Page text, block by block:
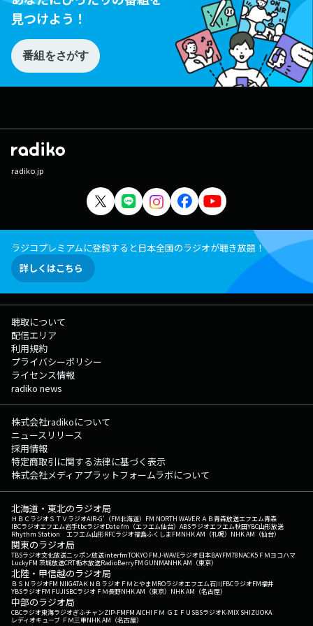
見つけよう！
番組をさがす
radiko.jp
ラジコプレミアムに登録すると日本全国のラジオが聴き放題！
詳しくはこちら
聴取について
配信エリア
利用規約
プライバシーポリシー
ライセンス情報
radiko news
株式会社radikoについて
ニュースリリース
採用情報
特定商取引に関する法律に基づく表示
株式会社メディアプラットフォームラボについて
北海道・東北のラジオ局
ＨＢＣラジオＳＴＶラジオAIR-G'（FM北海道） FM NORTH WAVEＲＡＢ青森放送エフエム青森
IBCラジオエフエム岩手tbcラジオDate fm（エフエム仙台） ABSラジオエフエム秋田YBC山形放送
Rhythm Station エフエム山形RFCラジオ福島ふくしまFMNHK AM（札幌） NHK AM（仙台）
関東のラジオ局
TBSラジオ文化放送ニッポン放送interfmTOKYO FMJ-WAVEラジオ日本BAYFM78NACK5 ＦＭヨコハマ
LuckyFM 茨城放送CRT栃木放送RadioBerryFM GUNMANHK AM（東京）
北陸・甲信越のラジオ局
ＢＳＮラジオFM NIIGATAＫＮＢラジオ ＦＭとやまMROラジオエフエム石川FBCラジオFM福井
YBSラジオFM FUJISBCラジオ ＦＭ長野NHK AM（東京） NHK AM（名古屋）
中部のラジオ局
CBCラジオ東海ラジオぎふチャンZIP-FMFM AICHI ＦＭ ＧＩＦＵ SBSラジオK-MIX SHIZUOKA
レディオキューブ ＦＭ三重NHK AM（名古屋）